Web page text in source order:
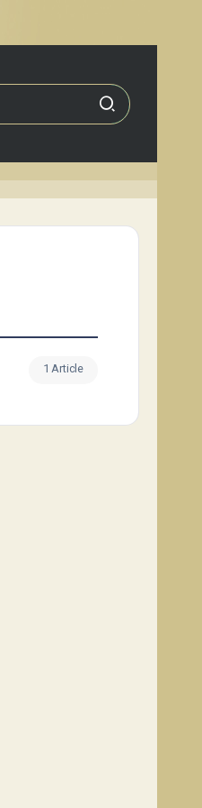
1 Article